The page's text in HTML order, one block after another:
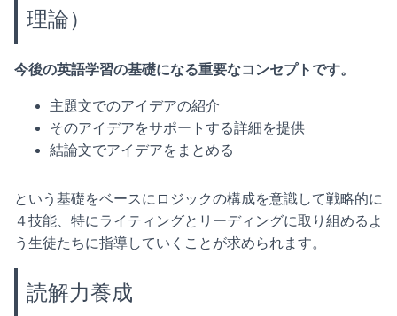
理論）
今後の英語学習の基礎になる重要なコンセプトです。
主題文でのアイデアの紹介
そのアイデアをサポートする詳細を提供
結論文でアイデアをまとめる
という基礎をベースにロジックの構成を意識して戦略的に
４技能、特にライティングとリーディングに取り組めるよ
う生徒たちに指導していくことが求められます。
読解力養成